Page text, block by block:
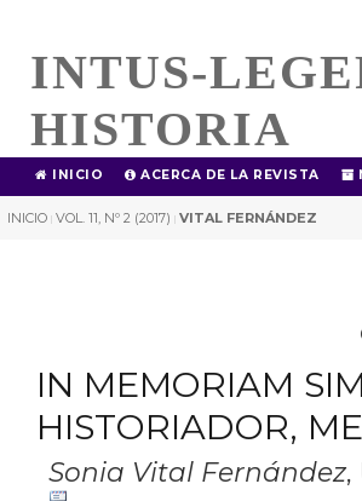
INTUS-
HISTORIA
INICIO ACERCA DE LA REVISTA
INICIO | VOL. 11, Nº 2 (2017) | VITAL FERNÁNDEZ
IN MEMORIAM
HISTORIADOR,
Sonia Vital Fernández,